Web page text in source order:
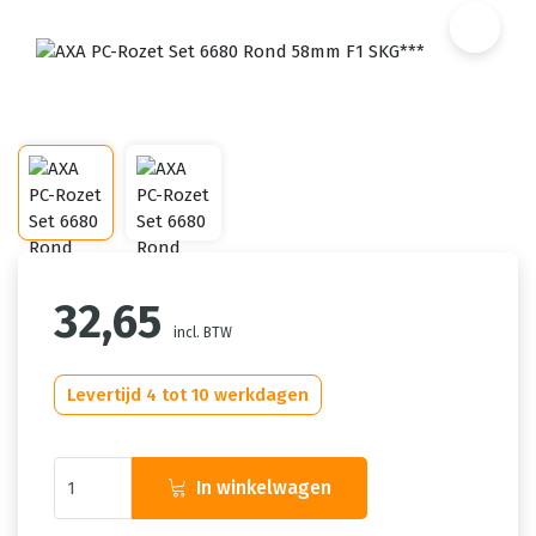
32,65 incl. BTW
Levertijd 4 tot 10 werkdagen
In winkelwagen